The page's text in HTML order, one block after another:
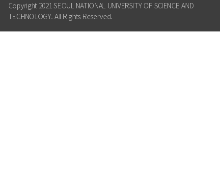
Copyright 2021 SEOUL NATIONAL UNIVERSITY OF SCIENCE AND
TECHNOLOGY. All Rights Reserved.